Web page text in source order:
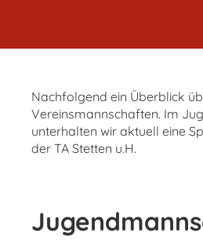
Nachfolgend ein Überblick
Vereinsmannschaften. Im
unterhalten wir aktuell eine
der TA Stetten u.H.